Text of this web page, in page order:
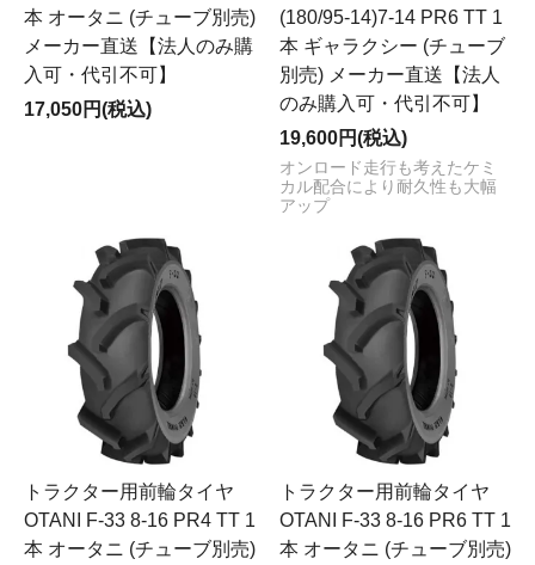
本 オータニ (チューブ別売)
メーカー直送【法人のみ購
入可・代引不可】
17,050円(税込)
(180/95-14)7-14 PR6 TT 1
本 ギャラクシー (チューブ
別売) メーカー直送【法人
のみ購入可・代引不可】
19,600円(税込)
オンロード走行も考えたケミ
カル配合により耐久性も大幅
アップ
トラクター用前輪タイヤ
OTANI F-33 8-16 PR4 TT 1
本 オータニ (チューブ別売)
トラクター用前輪タイヤ
OTANI F-33 8-16 PR6 TT 1
本 オータニ (チューブ別売)